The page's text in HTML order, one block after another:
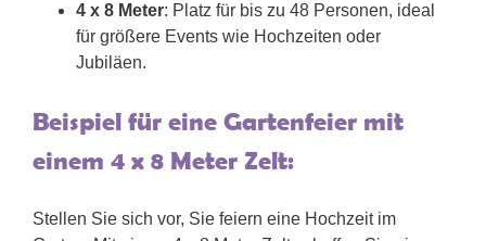
4 x 8 Meter: Platz für bis zu 48 Personen, ideal
für größere Events wie Hochzeiten oder
Jubiläen.
Beispiel für eine Gartenfeier mit
einem 4 x 8 Meter Zelt:
Stellen Sie sich vor, Sie feiern eine Hochzeit im